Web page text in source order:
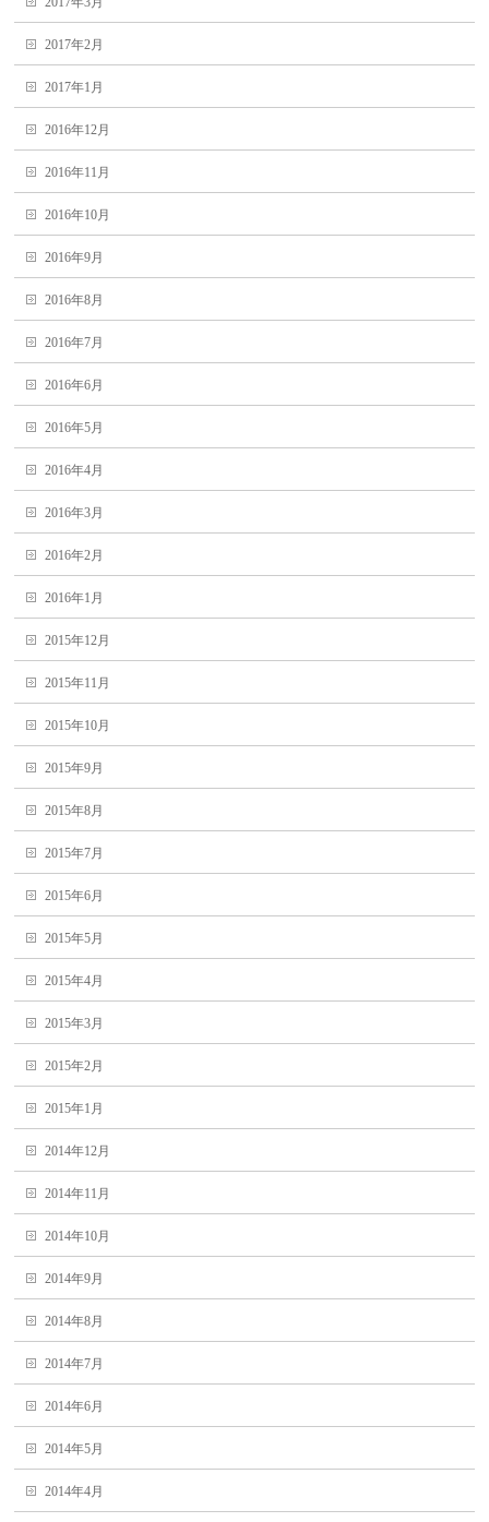
2017年2月
2017年1月
2016年12月
2016年11月
2016年10月
2016年9月
2016年8月
2016年7月
2016年6月
2016年5月
2016年4月
2016年3月
2016年2月
2016年1月
2015年12月
2015年11月
2015年10月
2015年9月
2015年8月
2015年7月
2015年6月
2015年5月
2015年4月
2015年3月
2015年2月
2015年1月
2014年12月
2014年11月
2014年10月
2014年9月
2014年8月
2014年7月
2014年6月
2014年5月
2014年4月